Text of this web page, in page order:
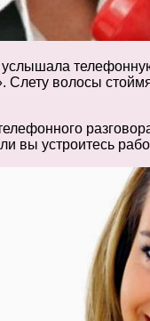
волосы
вы устроитесь